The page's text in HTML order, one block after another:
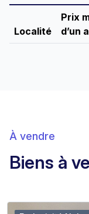
Localité
Prix
d’un
À vendre
Biens à